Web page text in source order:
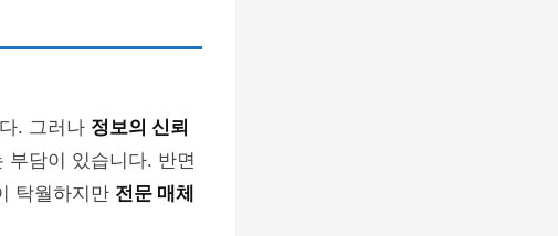
. 그러나 정보의 신뢰
부담이 있습니다. 반면
탁월하지만 전문 매체